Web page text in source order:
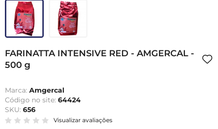
FARINATTA INTENSIVE RED - AMGERCAL -
500 g
Marca: Amgercal
Código no site: 64424
SKU: 656
Visualizar avaliações